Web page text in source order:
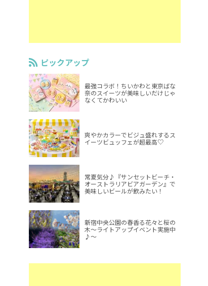
ピックアップ
最強コラボ！ちいかわと東京ばな
奈のスイーツが美味しいだけじゃ
なくてかわいい
爽やかカラーでビジュ盛れするス
イーツビュッフェが超最高♡
常夏気分♪『サンセットビーチ・
オーストラリアビアガーデン』で
美味しいビールが飲みたい！
新宿中央公園の春香る花々と桜の
木～ライトアップイベント実施中
♪～